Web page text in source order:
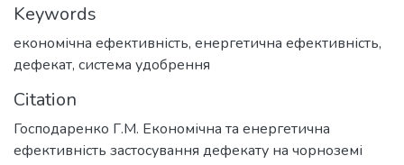
Keywords
економічна ефективність, енергетична ефективність,
дефекат, система удобрення
Citation
Господаренко Г.М. Економічна та енергетична
ефективність застосування дефекату на чорноземі